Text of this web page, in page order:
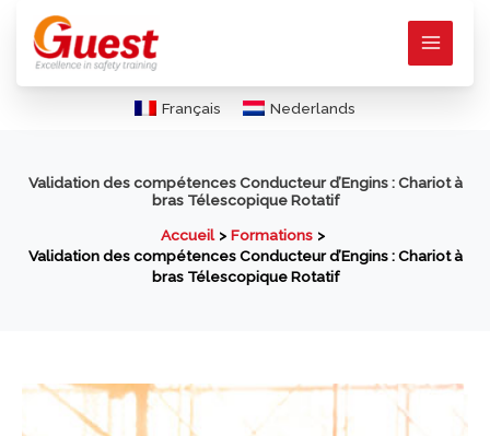
contenu
Français Nederlands
Validation des compétences Conducteur d’Engins : Chariot à
bras Télescopique Rotatif
Accueil
Formations
Validation des compétences Conducteur d’Engins : Chariot à
bras Télescopique Rotatif